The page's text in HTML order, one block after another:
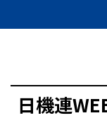
日機連